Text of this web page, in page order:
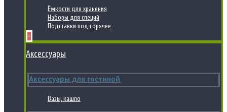
Ёмкости для хранения
Наборы для специй
Подставки под горячее
+
Аксессуары
Аксессуары для гостиной
Вазы, кашпо